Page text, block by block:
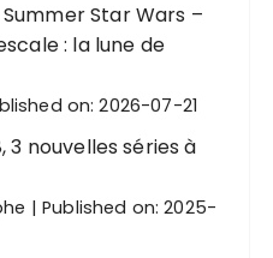
Star Wars –
: la lune de
on: 2026-07-21
3 nouvelles séries à
Published on: 2025-